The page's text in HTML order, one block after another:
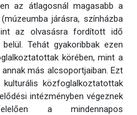
az átlagosnál magasabb a
járásra, színházba
az olvasásra fordított idő
Tehát gyakoribbak ezen
körében, mint a
más alcsoportjaiban. Ezt
közfoglalkoztatottak
intézményben végeznek
a mindennapos